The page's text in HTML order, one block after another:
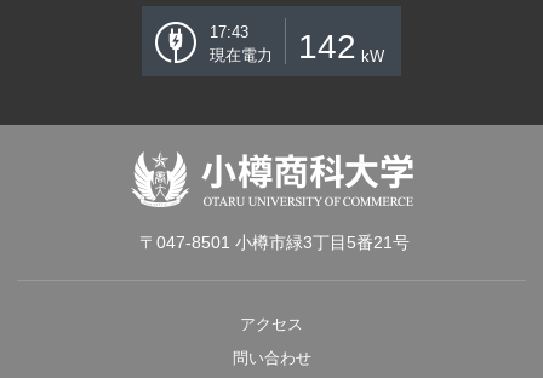
17:43
現在電力
142 kW
〒047-8501 小樽市緑3丁目5番21号
アクセス
問い合わせ